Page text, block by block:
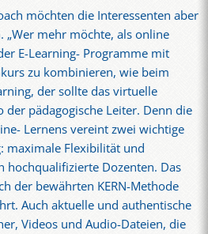
möchten die Interessenten aber
mehr möchte, als online
E-Learning- Programme mit
zu kombinieren, wie beim
der sollte das virtuelle
der pädagogische Leiter. Denn die
Lernens vereint zwei wichtige
maximale Flexibilität und
hochqualifizierte Dozenten. Das
der bewährten KERN-Methode
Auch aktuelle und authentische
Videos und Audio-Dateien, die